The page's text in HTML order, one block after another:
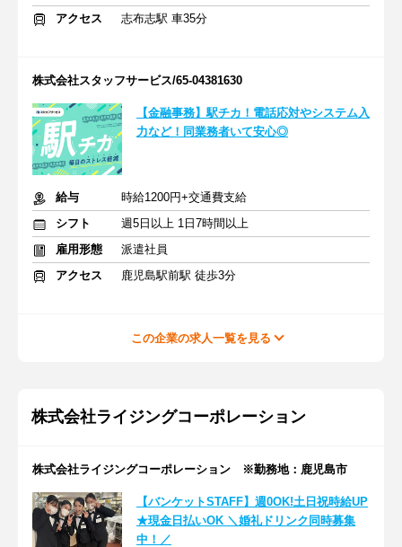
アクセス 志布志駅 車35分
株式会社スタッフサービス/65-04381630
【金融事務】駅チカ！電話応対やシステム入
力など！同業務者いて安心◎
給与
時給1200円+交通費支給
シフト
週5日以上 1日7時間以上
雇用形態
派遣社員
アクセス
鹿児島駅前駅 徒歩3分
この企業の求人一覧を見る
株式会社ライジングコーポレーション
株式会社ライジングコーポレーション ※勤務地：鹿児島市
【バンケットSTAFF】週0OK!土日祝時給UP
★現金日払いOK ＼婚礼ドリンク同時募集
中！／